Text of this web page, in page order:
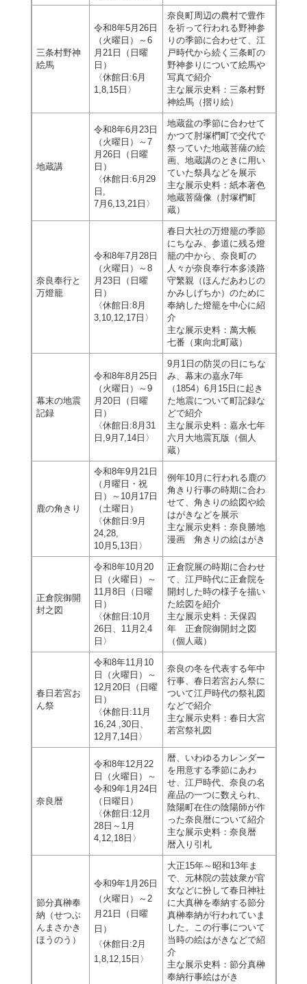
三条村野神
絵馬
令和8年5月26日
（火曜日）～6
月21日（日曜
日）
〈休館日:6月
1,8,15日〉
奈良町周辺の農村で豊作
を祈って行われる野神参
りの季節に合わせて、江
戸時代から続く三条町の
野神参りについて絵馬や
写真で紹介
主な展示史料：三条村野
神絵馬（摺り絵）
地蔵講
令和8年6月23日
（火曜日）～7
月26日（日曜
日）
〈休館日:6月29
日,
7月6,13,21日〉
地蔵盆の季節に合わせて
かつて肘塚椚町で交代で
祭っていた地蔵菩薩の絵
画、地蔵講のときに用い
ていた祭具などを展示
主な展示史料：紙本著色
地蔵菩薩像（肘塚椚町
蔵）
奈良奉行と
万燈籠
令和8年7月28日
（火曜日）～8
月23日（日曜
日）
〈休館日:8月
3,10,12,17日〉
春日大社の万燈籠の季節
にちなみ、参道に残る燈
籠の中から、奈良町の
人々が奈良奉行本多淡路
守繁親（ほんだあわじの
かみしげちか）のために
奉納した燈籠を中心に紹
介
主な展示史料：萬大帳
七番（東向北町蔵）
幕末の地震
記録
令和8年8月25日
（火曜日）～9
月20日（日曜
日）
〈休館日:8月31
日,9月7,14日〉
9月1日の防災の日にちな
み、幕末の嘉永7年
（1854）6月15日に起き
た地震について町記録な
どで紹介
主な展示史料：嘉永七年
六月大地震瓦版（個人
蔵）
鹿の角きり
令和8年9月21日
（月曜日・祝
日）～10月17日
（土曜日）
〈休館日:9月
24,28,
10月5,13日〉
例年10月に行われる鹿の
角きり行事の時期に合わ
せて、角きりの絵図や絵
はがきなどを展示
主な展示史料：奈良勝地
漫画 角きりの絵はがき
正倉院御開
封之図
令和8年10月20
日（火曜日）～
11月8日（日曜
日）
〈休館日:10月
26日、11月2,4
日〉
正倉院展の時期に合わせ
て、江戸時代に正倉院を
開封した時の様子を描い
た絵図を紹介
主な展示史料：天保四
年 正倉院御開封之図
（個人蔵）
春日若宮お
ん祭
令和8年11月10
日（火曜日）～
12月20日（日曜
日）
〈休館日:11月
16,24 ,30日、
12月7,14日〉
奈良の冬を代表する年中
行事、春日若宮おん祭に
ついて江戸時代の祭礼図
などで紹介
主な展示史料：春日大宮
若宮祭礼図
奈良暦
令和8年12月22
日（火曜日）～
令和9年1月24日
（日曜日）
〈休館日:12月
28日～1月
4,12,18日〉
暦、いわゆるカレンダー
を用意する季節にあわ
せ、江戸時代、奈良の名
産品の一つに数えられ、
陰陽町在住の陰陽師が作
った奈良暦について紹介
主な展示史料：奈良暦
暦入り引札
節分真榊奉
納（せつぶ
んまさかき
ほうのう）
令和9年1月26日
（火曜日）～2
月21日（日曜
日）
〈休館日:2月
1,8,12,15日〉
大正15年～昭和13年ま
で、元林院の芸妓衆が官
女などに扮して春日神社
に大真榊を奉納する節分
真榊奉納が行われていま
した。この行事について
当時の絵はがきなどで紹
介
主な展示史料：節分真榊
奉納行事絵はがき